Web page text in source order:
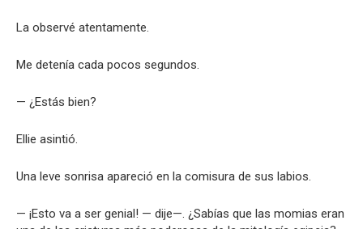
La observé atentamente.
Me detenía cada pocos segundos.
— ¿Estás bien?
Ellie asintió.
Una leve sonrisa apareció en la comisura de sus labios.
— ¡Esto va a ser genial! — dije—. ¿Sabías que las momias eran